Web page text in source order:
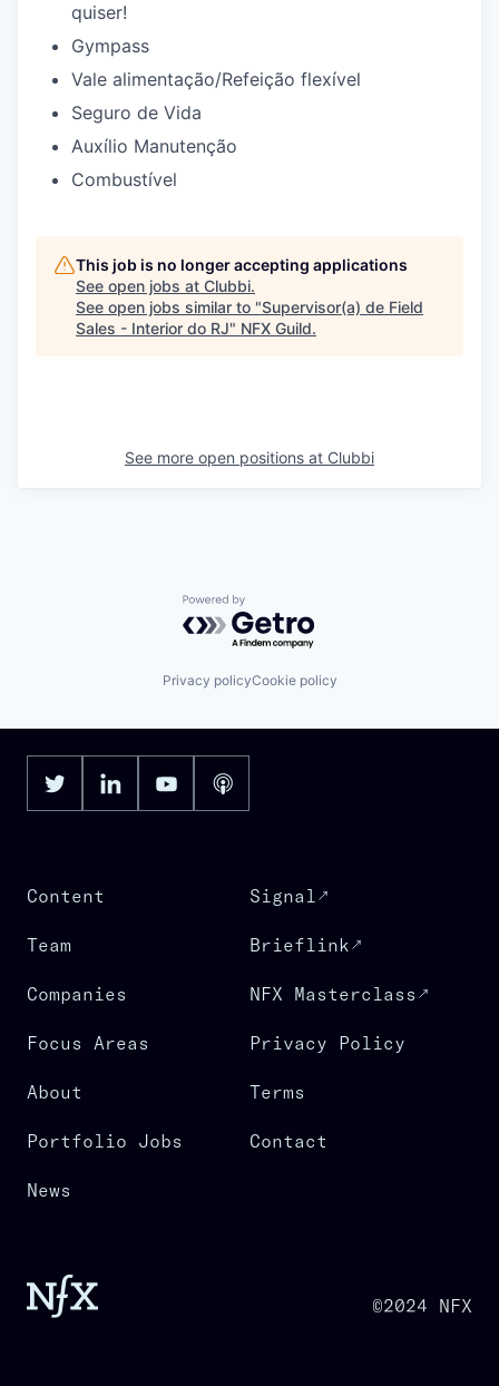
quiser!
Gympass
Vale alimentação/Refeição flexível
Seguro de Vida
Auxílio Manutenção
Combustível
This job is no longer accepting applications
See open jobs at Clubbi.
See open jobs similar to "Supervisor(a) de Field
Sales - Interior do RJ" NFX Guild.
See more open positions at Clubbi
Powered by Getro.com
Privacy policyCookie policy
Content
Team
Companies
Focus Areas
About
Portfolio Jobs
News
Signal
Brieflink
NFX Masterclass
Privacy Policy
Terms
Contact
©2024 NFX